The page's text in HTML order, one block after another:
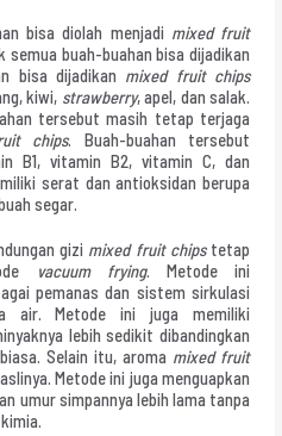
bisa diolah menjadi mixed fruit
semua buah-buahan bisa dijadikan
bisa dijadikan mixed fruit chips
kiwi, strawberry, apel, dan salak.
tersebut masih tetap terjaga
chips. Buah-buahan tersebut
B1, vitamin B2, vitamin C, dan
serat dan antioksidan berupa
segar.
gizi mixed fruit chipstetap
vacuum frying. Metode ini
pemanas dan sistem sirkulasi
air. Metode ini juga memiliki
lebih sedikit dibandingkan
Selain itu, aroma mixed fruit
Metode ini juga menguapkan
umur simpannya lebih lama tanpa